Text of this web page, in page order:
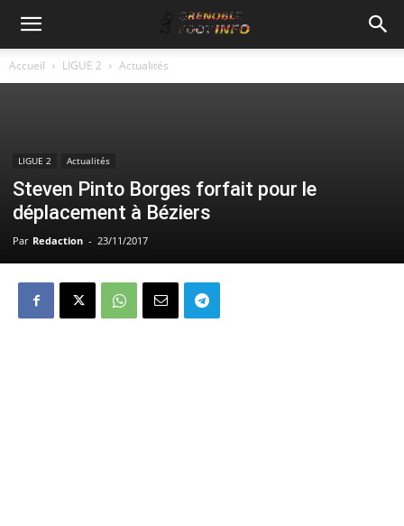
Accueil LIGUE 2 Actualités
LIGUE 2 Actualités
Steven Pinto Borges forfait pour le
déplacement à Béziers
Par Redaction - 23/11/2017